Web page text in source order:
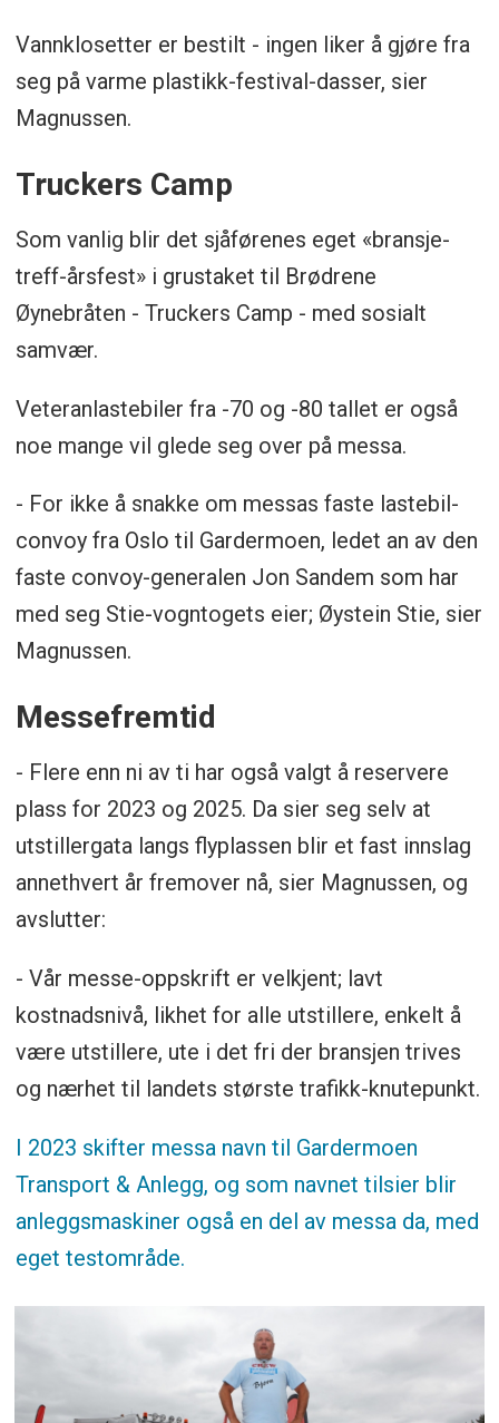
Vannklosetter er bestilt - ingen liker å gjøre fra
seg på varme plastikk-festival-dasser, sier
Magnussen.
Truckers Camp
Som vanlig blir det sjåførenes eget «bransje-
treff-årsfest» i grustaket til Brødrene
Øynebråten - Truckers Camp - med sosialt
samvær.
Veteranlastebiler fra -70 og -80 tallet er også
noe mange vil glede seg over på messa.
- For ikke å snakke om messas faste lastebil-
convoy fra Oslo til Gardermoen, ledet an av den
faste convoy-generalen Jon Sandem som har
med seg Stie-vogntogets eier; Øystein Stie, sier
Magnussen.
Messefremtid
- Flere enn ni av ti har også valgt å reservere
plass for 2023 og 2025. Da sier seg selv at
utstillergata langs flyplassen blir et fast innslag
annethvert år fremover nå, sier Magnussen, og
avslutter:
- Vår messe-oppskrift er velkjent; lavt
kostnadsnivå, likhet for alle utstillere, enkelt å
være utstillere, ute i det fri der bransjen trives
og nærhet til landets største trafikk-knutepunkt.
I 2023 skifter messa navn til Gardermoen
Transport & Anlegg, og som navnet tilsier blir
anleggsmaskiner også en del av messa da, med
eget testområde.